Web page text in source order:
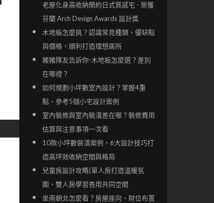
老屋化身高收納簡約日式質感宅 - 榮獲
芬蘭 Arch Design Awards 設計獎
木地板怎麼挑？認識常見種類、優缺點
與價格，順利打造理想居所
豬豬隊友告訴你-木地板怎麼選？差別
在哪裡？
如何規劃小坪數室內設計？掌握4重
點、參考5個小宅設計案例
室內裝修與室內裝潢差在哪？裝修費用
估算與注意事項一次看
10款小坪數裝潢案例，6大設計技巧打
造高坪效收納空間與格局
兒童房設計攻略|單人房打造溫暖氛
圍、雙人房學習善用共同空間
坐南朝北怎麼看？房屋座向、財位布置